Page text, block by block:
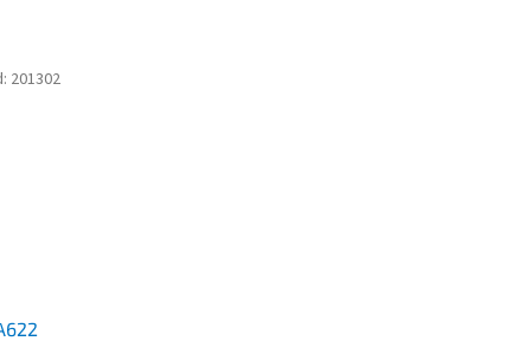
201302